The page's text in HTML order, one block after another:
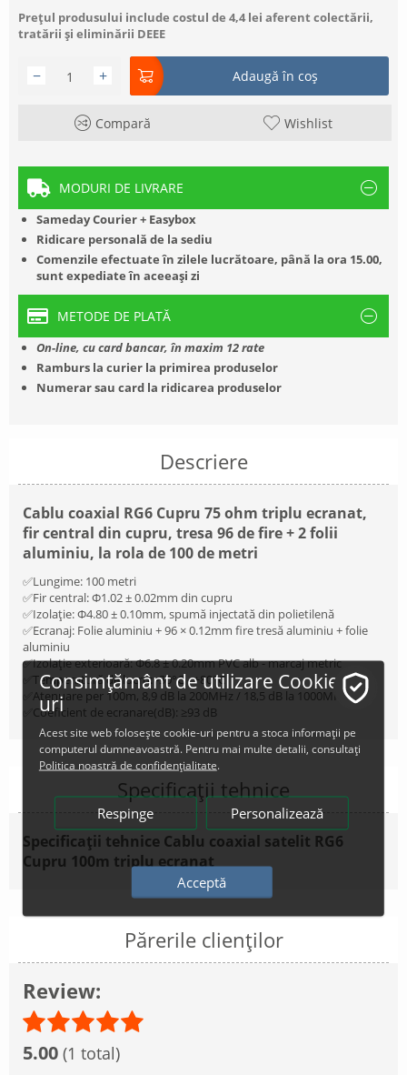
Prețul produsului include costul de 4,4 lei aferent colectării,
tratării și eliminării DEEE
+
− Adaugă în coș
Compară Wishlist
MODURI DE LIVRARE
Sameday Courier + Easybox
Ridicare personală de la sediu
Comenzile efectuate în zilele lucrătoare, până la ora 15.00,
sunt expediate în aceeași zi
METODE DE PLATĂ
On-line, cu card bancar, în maxim 12 rate
Ramburs la curier la primirea produselor
Numerar sau card la ridicarea produselor
Descriere
Cablu coaxial RG6 Cupru 75 ohm triplu ecranat,
fir central din cupru, tresa 96 de fire + 2 folii
aluminiu, la rola de 100 de metri
✅Lungime: 100 metri
✅Fir central: Φ1.02 ± 0.02mm din cupru
✅Izolație: Φ4.80 ± 0.10mm, spumă injectată din polietilenă
✅Ecranaj: Folie aluminiu + 96 × 0.12mm fire tresă aluminiu + folie
aluminiu
✅Izolație exterioară: Φ6.8 ± 0.20mm PVC alb - marcaj metric
✅Temperatură de lucru: -30°C - +80°C
✅Atenuare per 100m, 8,9 dB la 200MHz / 18,5 dB la 1000MHz
✅Coeficient de ecranare(dB): ≥93 dB
Specificații tehnice
Specificații tehnice Cablu coaxial satelit RG6
Cupru 100m triplu ecranat
Părerile clienților
Review:
5.00 (1 total)
Consimțământ de utilizare Cookie-
uri
Acest site web folosește cookie-uri pentru a stoca informații pe
computerul dumneavoastră. Pentru mai multe detalii, consultați
Politica noastră de confidențialitate.
Respinge Personalizează
Acceptă